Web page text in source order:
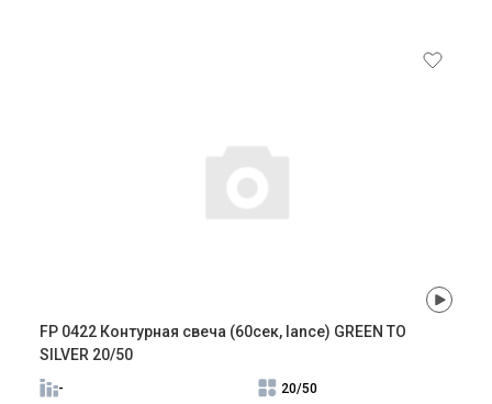
FP 0422 Контурная свеча (60сек, lance) GREEN TO
SILVER 20/50
- 20/50